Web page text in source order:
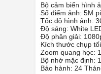
Bộ cảm biến hình
Số điểm ảnh: 5M
Tốc độ hình ảnh:
Độ sáng: White
Độ phân giải:
Kích thước chụp tối
Zoom quang học:
Bộ nhớ mặc định:
Bảo hành: 24